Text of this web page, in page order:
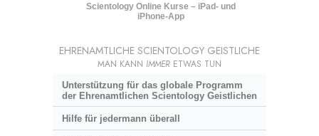
Scientology Online Kurse – iPad- und
iPhone-App
EHRENAMTLICHE SCIENTOLOGY GEISTLICHE
MAN KANN IMMER ETWAS TUN
Unterstützung für das globale Programm
der Ehrenamtlichen Scientology Geistlichen
Hilfe für jedermann überall